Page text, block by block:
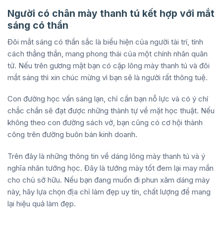
Người có chân mày thanh tú kết hợp với mắt
sáng có thần
Đôi mắt sáng có thần sắc là biểu hiện của người tài trí, tính
cách thẳng thắn, mang phong thái của một chính nhân quân
tử. Nếu trên gương mặt bạn có cặp lông mày thanh tú và đôi
mắt sáng thì xin chúc mừng vì bạn sẽ là người rất thông tuệ.
Con đường học vấn sáng lạn, chỉ cần bạn nỗ lực và có ý chí
chắc chắn sẽ đạt được những thành tự về mặt học thuật. Nếu
không theo con đường sách vở, bạn cũng có cơ hội thành
công trên đường buôn bán kinh doanh.
Trên đây là những thông tin về dáng lông mày thanh tú và ý
nghĩa nhân tướng học. Đây là tướng mày tốt đem lại may mắn
cho chủ sở hữu. Nếu bạn đang muốn đi phun xăm dáng mày
này, hãy lựa chọn địa chỉ làm đẹp uy tín, chất lượng để mang
lại hiệu quả làm đẹp.